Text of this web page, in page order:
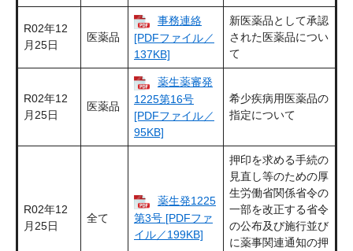
R02年12
月25日
医薬品
事務連絡
[PDFファイル／
137KB]
新医薬品として承認
された医薬品につい
て
R02年12
月25日
医薬品
薬生薬審発
1225第16号
[PDFファイル／
95KB]
希少疾病用医薬品の
指定について
R02年12
月25日
全て
薬生発1225
第3号 [PDFファ
イル／199KB]
押印を求める手続の
見直し等のための厚
生労働省関係省令の
一部を改正する省令
の公布及び施行並び
に薬事関連通知の押